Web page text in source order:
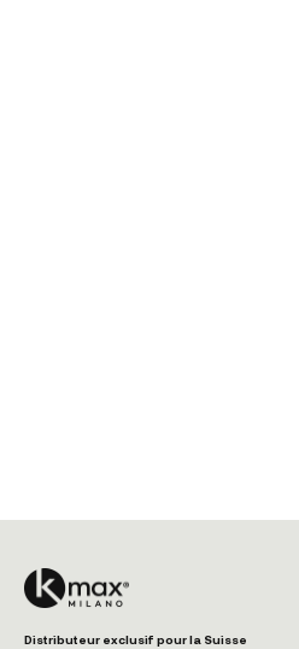
Distributeur exclusif pour la Suisse